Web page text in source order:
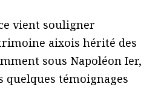
vient souligner
aixois hérité des
sous Napoléon Ier,
quelques témoignages